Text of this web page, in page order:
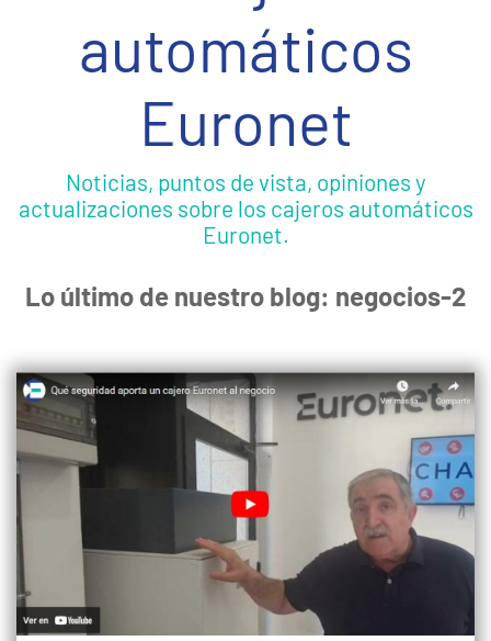
automáticos
Euronet
Noticias, puntos de vista, opiniones y
actualizaciones sobre los cajeros automáticos
Euronet.
Lo último de nuestro blog: negocios-2